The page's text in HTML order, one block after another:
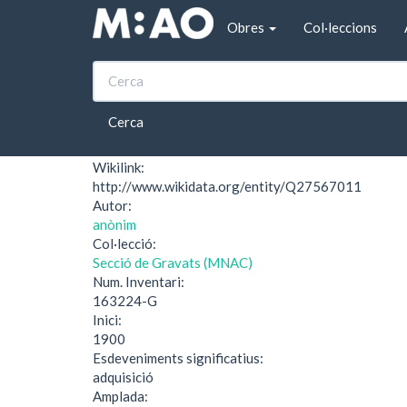
Vés al contingut
Obres
Col·leccions
Cerca
Inici Ex-libris Don Saturnino P.M. de Vitacarros
Ex-libris Don
Wikilink:
http://www.wikidata.org/entity/Q27567011
Autor:
anònim
Col·lecció:
Secció de Gravats (MNAC)
Num. Inventari:
163224-G
Inici:
1900
Esdeveniments significatius:
adquisició
Amplada: